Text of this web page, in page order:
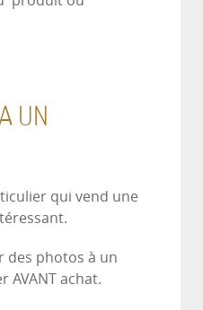
UN
qui vend une
des photos à un
AVANT achat.